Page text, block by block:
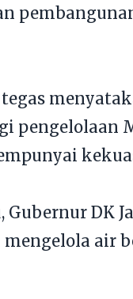
pengelolaan
DK
air